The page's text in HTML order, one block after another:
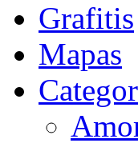
Grafitis
Mapas